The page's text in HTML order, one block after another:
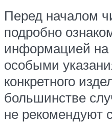
Перед началом
подробно
информацией на
особыми
конкретного
большинстве
не рекомендуют